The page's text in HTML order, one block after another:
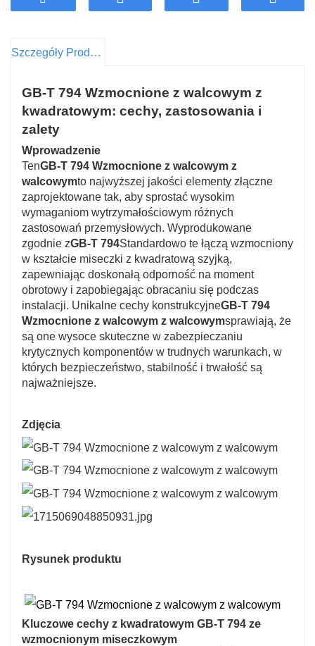
kolor płukania),, fosforan i olej, fosforan,
ogniowy (HDG), Dacromet, Geomet
Materiał:Stal
Kraj eksportu: USA, Japonia, Australia, Europa i
tak dalej
Obsługa dostosowywania klienta
Szczegóły Produktu
GB-T 794 Wzmocnione z walcowym z
kwadratowym: cechy, zastosowania i
zalety
Wprowadzenie
TenGB-T 794 Wzmocnione z walcowym z
walcowymto najwyższej jakości elementy złączne
zaprojektowane tak, aby sprostać wysokim
wymaganiom wytrzymałościowym różnych
zastosowań przemysłowych. Wyprodukowane
zgodnie zGB-T 794Standardowo te łączą wzmocniony
w kształcie miseczki z kwadratową szyjką,
zapewniając doskonałą odporność na moment
obrotowy i zapobiegając obracaniu się podczas
instalacji. Unikalne cechy konstrukcyjneGB-T 794
Wzmocnione z walcowym z walcowymsprawiają, że
są one wysoce skuteczne w zabezpieczaniu
krytycznych komponentów w trudnych warunkach, w
których bezpieczeństwo, stabilność i trwałość są
najważniejsze.
Zdjęcia
Rysunek produktu
Kluczowe cechy z kwadratowym GB-T 794 ze
wzmocnionym miseczkowym